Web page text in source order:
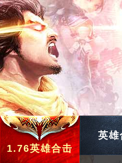
1.76英雄合击
英雄